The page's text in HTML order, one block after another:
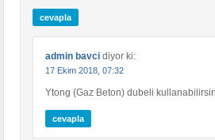
cevapla
admin bavci diyor ki:
17 Ekim 2018, 07:32
Ytong (Gaz Beton) dubeli
cevapla